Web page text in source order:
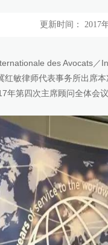
更新时间： 2017
des Avocats
敏律师代表事务所出席
年第四次主席顾问全体会议